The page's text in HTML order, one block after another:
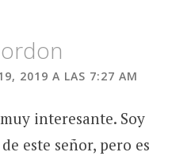
2019 A LAS 7:27 AM
interesante. Soy
este señor, pero es